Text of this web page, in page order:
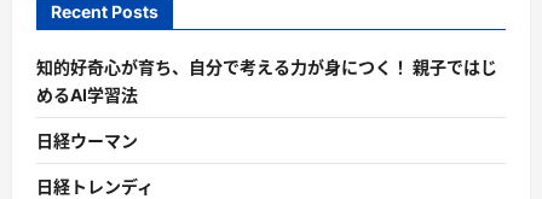
Recent Posts
知的好奇心が育ち、自分で考える力が身につく！ 親子ではじ
めるAI学習法
日経ウーマン
日経トレンディ